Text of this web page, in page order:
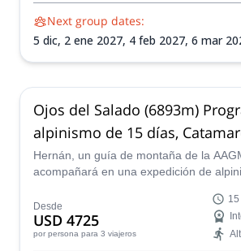
Next group dates:
5 dic, 2 ene 2027, 4 feb 2027, 6 mar
Ojos del Salado (6893m)
alpinismo de 15 días,
Hernán, un guía de montaña de la
acompañará en una expedición de
mundo.
Desde
USD 4725
por persona para 3 viajeros